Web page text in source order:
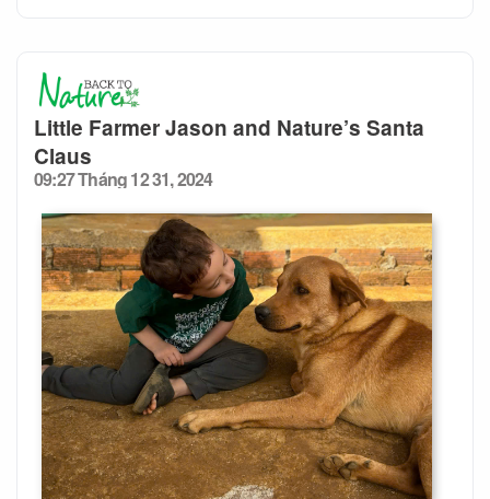
Little Farmer Jason and Nature’s Santa
Claus
Posted
on
09:27 Tháng 12 31, 2024